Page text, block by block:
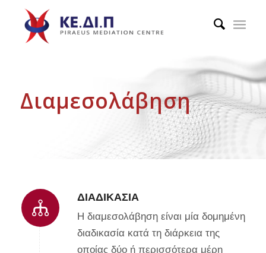
Διαμεσολάβηση
ΔΙΑΔΙΚΑΣΊΑ
Η διαμεσολάβηση είναι μία δομημένη
διαδικασία κατά τη διάρκεια της
οποίας δύο ή περισσότερα μέρη